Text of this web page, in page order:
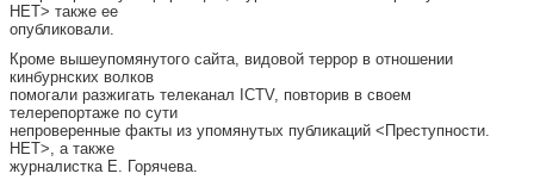
НЕТ> также ее
опубликовали.
Кроме вышеупомянутого сайта, видовой террор в отношении
кинбурнских волков
помогали разжигать телеканал ICTV, повторив в своем
телерепортаже по сути
непроверенные факты из упомянутых публикаций <Преступности.
НЕТ>, а также
журналистка Е. Горячева.